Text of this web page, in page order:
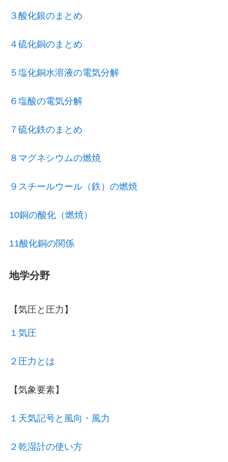
３酸化銀のまとめ
４硫化銅のまとめ
５塩化銅水溶液の電気分解
６塩酸の電気分解
７硫化鉄のまとめ
８マグネシウムの燃焼
９スチールウール（鉄）の燃焼
10銅の酸化（燃焼）
11酸化銅の関係
地学分野
【気圧と圧力】
１気圧
２圧力とは
【気象要素】
１天気記号と風向・風力
２乾湿計の使い方